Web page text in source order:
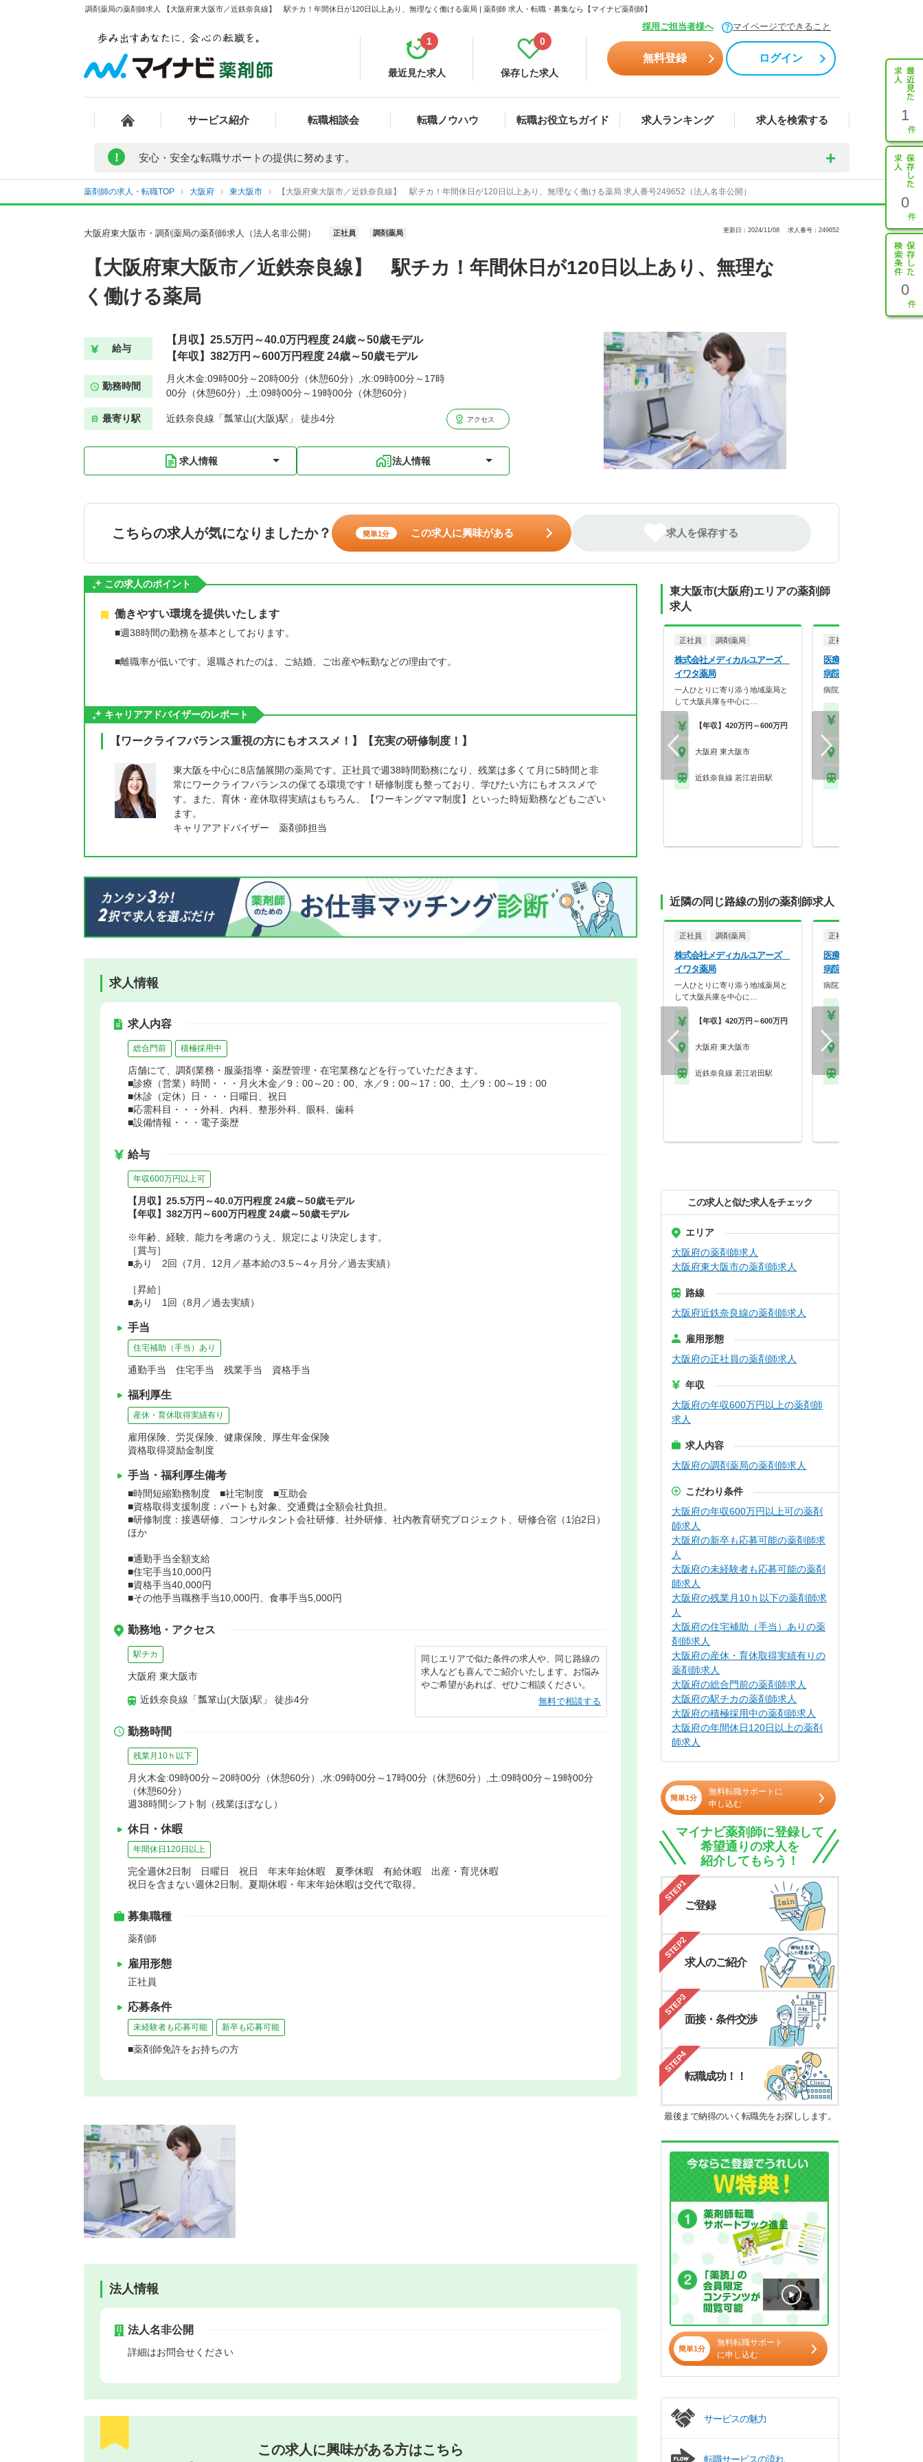
調剤薬局の薬剤師求人 【大阪府東大阪市／近鉄奈良線】 駅チカ！年間休日が120日以上あり、無理なく働ける薬局 | 薬剤師 求人・転職・募集なら【マイナビ薬剤師】
採用ご担当者様へ マイページでできること
最近見た求人
1
保存した求人
0
無料登録 ログイン
サービス紹介 転職相談会 転職ノウハウ 転職お役立ちガイド 求人ランキング 求人を検索する 1
0
0
! 安心・安全な転職サポートの提供に努めます。
薬剤師の求人・転職TOP 大阪府 東大阪市 【大阪府東大阪市／近鉄奈良線】 駅チカ！年間休日が120日以上あり、無理なく働ける薬局 求人番号249652（法人名非公開）
大阪府東大阪市・調剤薬局の薬剤師求人（法人名非公開） 正社員 調剤薬局 更新日：2024/11/08 求人番号：249652
【大阪府東大阪市／近鉄奈良線】 駅チカ！年間休日が120日以上あり、無理な
く働ける薬局
給与
【月収】25.5万円～40.0万円程度 24歳～50歳モデル
【年収】382万円～600万円程度 24歳～50歳モデル
勤務時間
月火木金:09時00分～20時00分（休憩60分）,水:09時00分～17時
00分（休憩60分）,土:09時00分～19時00分（休憩60分）
最寄り駅 近鉄奈良線「瓢箪山(大阪)駅」 徒歩4分 アクセス
求人情報 法人情報
こちらの求人が気になりましたか？ 簡単1分 この求人に興味がある 求人を保存する
この求人のポイント
働きやすい環境を提供いたします
■週38時間の勤務を基本としております。
■離職率が低いです。退職されたのは、ご結婚、ご出産や転勤などの理由です。
キャリアアドバイザーのレポート
【ワークライフバランス重視の方にもオススメ！】【充実の研修制度！】
東大阪を中心に8店舗展開の薬局です。正社員で週38時間勤務になり、残業は多くて月に5時間と非
常にワークライフバランスの保てる環境です！研修制度も整っており、学びたい方にもオススメで
す。また、育休・産休取得実績はもちろん、【ワーキングママ制度】といった時短勤務などもござい
ます。
キャリアアドバイザー 薬剤師担当
求人情報
求人内容
総合門前 積極採用中
店舗にて、調剤業務・服薬指導・薬歴管理・在宅業務などを行っていただきます。
■診療（営業）時間・・・月火木金／9：00～20：00、水／9：00～17：00、土／9：00～19：00
■休診（定休）日・・・日曜日、祝日
■応需科目・・・外科、内科、整形外科、眼科、歯科
■設備情報・・・電子薬歴
給与
年収600万円以上可
【月収】25.5万円～40.0万円程度 24歳～50歳モデル
【年収】382万円～600万円程度 24歳～50歳モデル
※年齢、経験、能力を考慮のうえ、規定により決定します。
［賞与］
■あり 2回（7月、12月／基本給の3.5～4ヶ月分／過去実績）
［昇給］
■あり 1回（8月／過去実績）
手当
住宅補助（手当）あり
通勤手当 住宅手当 残業手当 資格手当
福利厚生
産休・育休取得実績有り
雇用保険、労災保険、健康保険、厚生年金保険
資格取得奨励金制度
手当・福利厚生備考
■時間短縮勤務制度 ■社宅制度 ■互助会
■資格取得支援制度：パートも対象。交通費は全額会社負担。
■研修制度：接遇研修、コンサルタント会社研修、社外研修、社内教育研究プロジェクト、研修合宿（1泊2日）
ほか
■通勤手当全額支給
■住宅手当10,000円
■資格手当40,000円
■その他手当職務手当10,000円、食事手当5,000円
勤務地・アクセス
駅チカ
大阪府 東大阪市
近鉄奈良線「瓢箪山(大阪)駅」 徒歩4分
同じエリアで似た条件の求人や、同じ路線の
求人なども喜んでご紹介いたします。お悩み
やご希望があれば、ぜひご相談ください。
無料で相談する
勤務時間
残業月10ｈ以下
月火木金:09時00分～20時00分（休憩60分）,水:09時00分～17時00分（休憩60分）,土:09時00分～19時00分
（休憩60分）
週38時間シフト制（残業ほぼなし）
休日・休暇
年間休日120日以上
完全週休2日制 日曜日 祝日 年末年始休暇 夏季休暇 有給休暇 出産・育児休暇
祝日を含まない週休2日制。夏期休暇・年末年始休暇は交代で取得。
募集職種
薬剤師
雇用形態
正社員
応募条件
未経験者も応募可能 新卒も応募可能
■薬剤師免許をお持ちの方
法人情報
法人名非公開
詳細はお問合せください
この求人に興味がある方はこちら
東大阪市(大阪府)エリアの薬剤師
求人
正社員 調剤薬局
株式会社メディカルユアーズ
イワタ薬局
一人ひとりに寄り添う地域薬局と
して大阪兵庫を中心に…
【年収】420万円～600万円
大阪府 東大阪市
近鉄奈良線 若江岩田駅
正社員
医療法人社団丸山会 八
病院
病院薬剤師の募集です！
近隣の同じ路線の別の薬剤師求人
正社員 調剤薬局
株式会社メディカルユアーズ
イワタ薬局
一人ひとりに寄り添う地域薬局と
して大阪兵庫を中心に…
【年収】420万円～600万円
大阪府 東大阪市
近鉄奈良線 若江岩田駅
正社員
医療法人社団丸山会 八
病院
病院薬剤師の募集です！
この求人と似た求人をチェック
エリア
大阪府の薬剤師求人
大阪府東大阪市の薬剤師求人
路線
大阪府近鉄奈良線の薬剤師求人
雇用形態
大阪府の正社員の薬剤師求人
年収
大阪府の年収600万円以上の薬剤師
求人
求人内容
大阪府の調剤薬局の薬剤師求人
こだわり条件
大阪府の年収600万円以上可の薬剤
師求人
大阪府の新卒も応募可能の薬剤師求
人
大阪府の未経験者も応募可能の薬剤
師求人
大阪府の残業月10ｈ以下の薬剤師求
人
大阪府の住宅補助（手当）ありの薬
剤師求人
大阪府の産休・育休取得実績有りの
薬剤師求人
大阪府の総合門前の薬剤師求人
大阪府の駅チカの薬剤師求人
大阪府の積極採用中の薬剤師求人
大阪府の年間休日120日以上の薬剤
師求人
簡単1分
無料転職サポートに
申し込む
マイナビ薬剤師に登録して
希望通りの求人を
紹介してもらう！
STEP1
ご登録
STEP2
求人のご紹介
STEP3
面接・条件交渉
STEP4
転職成功！！
最後まで納得のいく転職先をお探しします。
簡単1分
無料転職サポート
に申し込む
サービスの魅力
転職サービスの流れ